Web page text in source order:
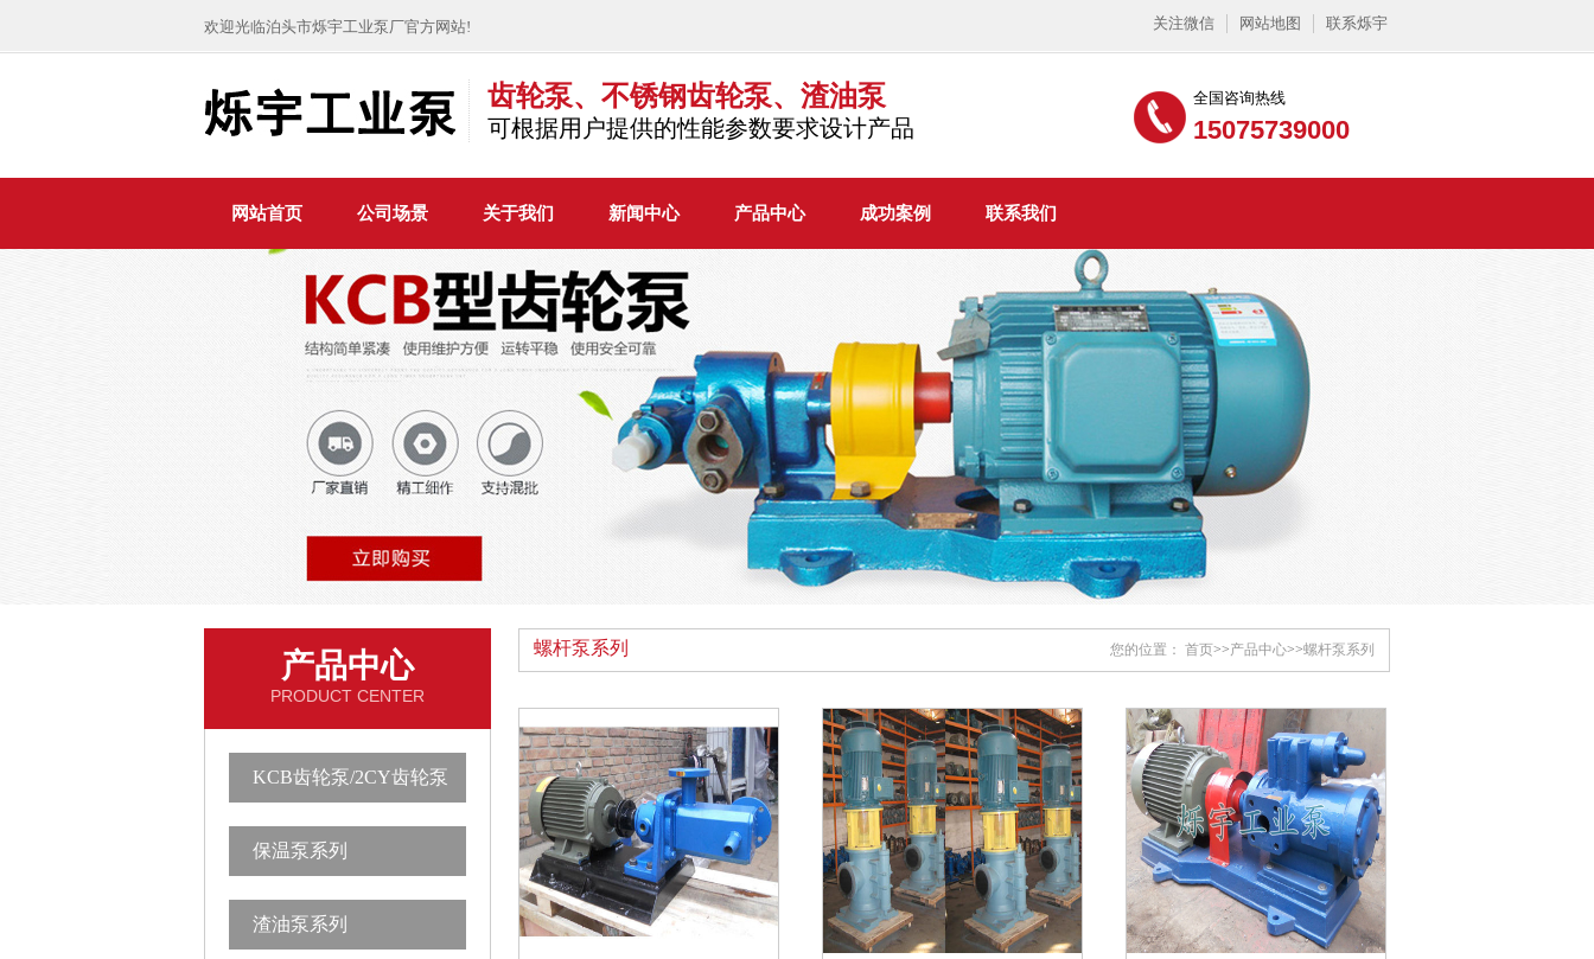
欢迎光临泊头市烁宇工业泵厂官方网站! 关注微信 网站地图 联系烁宇
齿轮泵、不锈钢齿轮泵、渣油泵
可根据用户提供的性能参数要求设计产品
全国咨询热线
15075739000
网站首页 公司场景 关于我们 新闻中心 产品中心 成功案例 联系我们
产品中心
PRODUCT CENTER
KCB齿轮泵/2CY齿轮泵
保温泵系列
渣油泵系列
螺杆泵系列 您的位置： 首页>>产品中心>>螺杆泵系列